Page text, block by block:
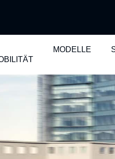
MODELLE